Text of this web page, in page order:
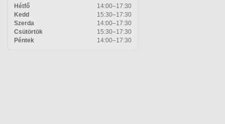
Hétfő
14:00–17:30
Kedd
15:30–17:30
Szerda
14:00–17:30
Csütörtök
15:30–17:30
Péntek
14:00–17:30